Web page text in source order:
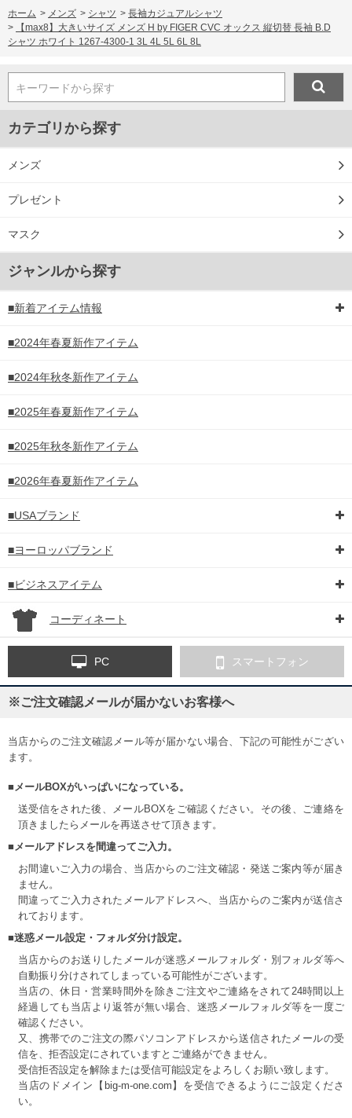
ホーム > メンズ > シャツ > 長袖カジュアルシャツ
>
【max8】大きいサイズ メンズ H by FIGER CVC オックス 縦切替 長袖 B.D
シャツ ホワイト 1267-4300-1 3L 4L 5L 6L 8L
キーワードから探す
カテゴリから探す
メンズ
プレゼント
マスク
ジャンルから探す
■新着アイテム情報
■2024年春夏新作アイテム
■2024年秋冬新作アイテム
■2025年春夏新作アイテム
■2025年秋冬新作アイテム
■2026年春夏新作アイテム
■USAブランド
■ヨーロッパブランド
■ビジネスアイテム
コーディネート
PC スマートフォン
※ご注文確認メールが届かないお客様へ
当店からのご注文確認メール等が届かない場合、下記の可能性がござい
ます。
■メールBOXがいっぱいになっている。
送受信をされた後、メールBOXをご確認ください。その後、ご連絡を
頂きましたらメールを再送させて頂きます。
■メールアドレスを間違ってご入力。
お間違いご入力の場合、当店からのご注文確認・発送ご案内等が届き
ません。
間違ってご入力されたメールアドレスへ、当店からのご案内が送信さ
れております。
■迷惑メール設定・フォルダ分け設定。
当店からのお送りしたメールが迷惑メールフォルダ・別フォルダ等へ
自動振り分けされてしまっている可能性がございます。
当店の、休日・営業時間外を除きご注文やご連絡をされて24時間以上
経過しても当店より返答が無い場合、迷惑メールフォルダ等を一度ご
確認ください。
又、携帯でのご注文の際パソコンアドレスから送信されたメールの受
信を、拒否設定にされていますとご連絡ができません。
受信拒否設定を解除または受信可能設定をよろしくお願い致します。
当店のドメイン【big-m-one.com】を受信できるようにご設定くださ
い。